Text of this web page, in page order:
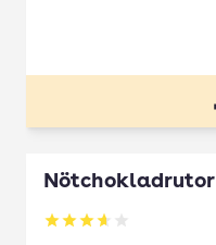
Nötchokladrutor
Betyg: 3.65 av 5